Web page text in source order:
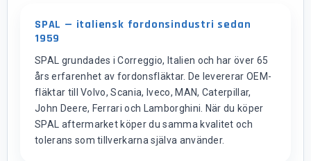
SPAL — italiensk fordonsindustri sedan
1959
SPAL grundades i Correggio, Italien och har över 65
års erfarenhet av fordonsfläktar. De levererar OEM-
fläktar till Volvo, Scania, Iveco, MAN, Caterpillar,
John Deere, Ferrari och Lamborghini. När du köper
SPAL aftermarket köper du samma kvalitet och
tolerans som tillverkarna själva använder.